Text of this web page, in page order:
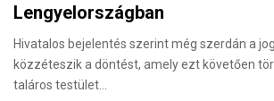
Lengyelországban
Hivatalos bejelentés szerint még szerdán a
közzéteszik a döntést, amely ezt követően
taláros testület…